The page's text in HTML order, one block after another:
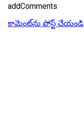
addComments
కామెంట్‌ను పోస్ట్ చేయండి